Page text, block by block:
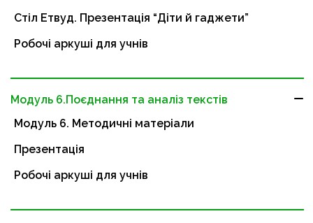
Стіл Етвуд. Презентація “Діти й гаджети”
Робочі аркуші для учнів
Модуль 6.Поєднання та аналіз текстів
Модуль 6. Методичні матеріали
Презентація
Робочі аркуші для учнів